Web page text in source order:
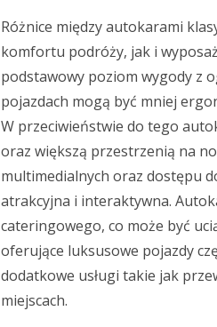
Różnice między autokarami
komfortu podróży, jak i
podstawowy poziom wygody z
pojazdach mogą być mniej
W przeciwieństwie do tego
oraz większą przestrzenią na
multimedialnych oraz dostępu
atrakcyjna i interaktywna.
cateringowego, co może być
oferujące luksusowe pojazdy
dodatkowe usługi takie jak
miejscach.